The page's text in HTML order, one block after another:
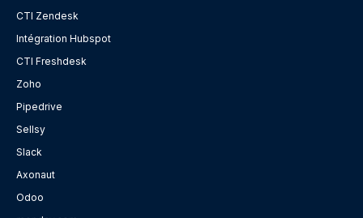
CTI Zendesk
Intégration Hubspot
CTI Freshdesk
Zoho
Pipedrive
Sellsy
Slack
Axonaut
Odoo